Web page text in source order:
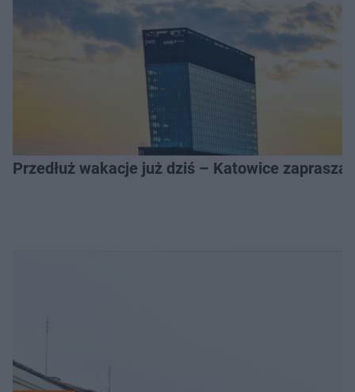
Przedłuż wakacje już dziś – Katowice